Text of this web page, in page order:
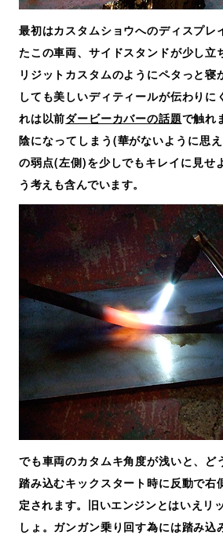
最初はカスタムショウへのディスプレ
たこの車両、サイドスタンドが少し立
リジットカスタムのようにペタっと寝
しても美しいディティールが伝わりに
れは以前ダービーカバーの話題で触れ
陰になってしまう(華がないように思
の弱点(左側)を少しでもキレイに見せ
う考えも含んでいます。
でも車両のカタムキ角度が浅いと、ど
踏み込むキックスタート時に反動で右
定されます。旧いエンジンとはいえ
しょ。ガンガン乗り回す為には踏み込